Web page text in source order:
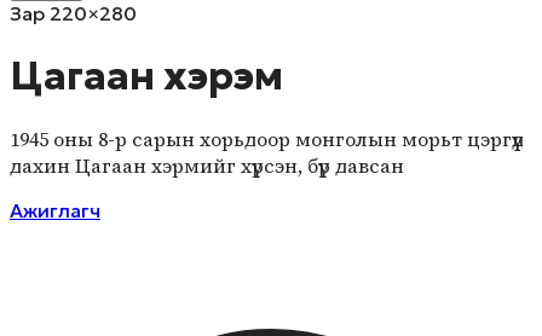
Зар 220×280
Цагаан хэрэм
1945 оны 8-р сарын хорьдоор монголын морьт цэргүүд
дахин Цагаан хэрмийг хүрсэн, бүр давсан
Ажиглагч